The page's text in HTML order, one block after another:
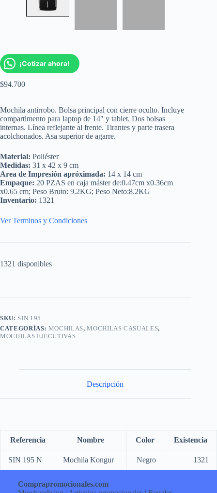
¡Cotizar ahora!
$94.700
Mochila antirrobo. Bolsa principal con cierre oculto. Incluye
compartimento para laptop de 14″ y tablet. Dos bolsas
internas. Línea reflejante al frente. Tirantes y parte trasera
acolchonados. Asa superior de agarre.
Material: Poliéster
Medidas: 31 x 42 x 9 cm
Area de Impresión apróximada: 14 x 14 cm
Empaque: 20 PZAS en caja máster de:0.47cm x0.36cm
x0.65 cm; Peso Bruto: 9.2KG; Peso Neto:8.2KG
Inventario: 1321
Ver Terminos y Condiciones
1321 disponibles
SKU: SIN 195
CATEGORÍAS: MOCHILAS,MOCHILAS CASUALES,
MOCHILAS EJECUTIVAS
Descripción
Referencia Nombre Color Existencia
SIN 195 N Mochila Kongur Negro 1321
Comprapromocionales.com